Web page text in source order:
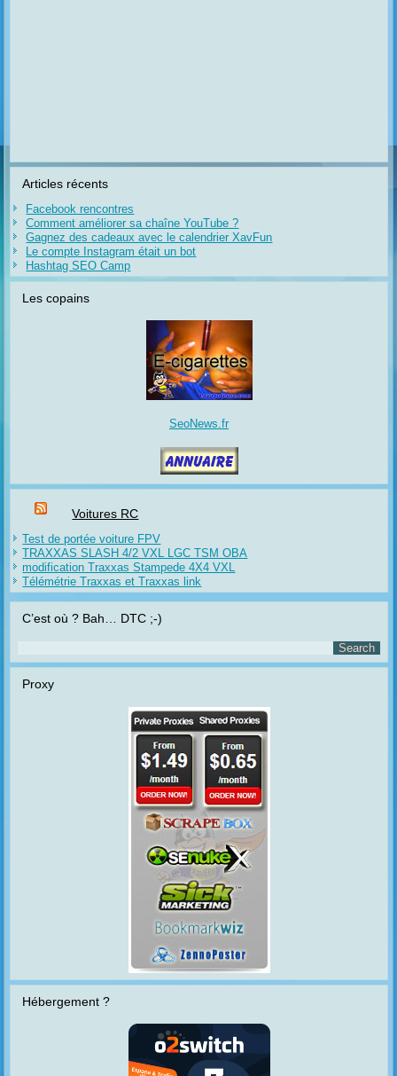
Articles récents
Facebook rencontres
Comment améliorer sa chaîne YouTube ?
Gagnez des cadeaux avec le calendrier XavFun
Le compte Instagram était un bot
Hashtag SEO Camp
Les copains
SeoNews.fr
Voitures RC
Test de portée voiture FPV
TRAXXAS SLASH 4/2 VXL LGC TSM OBA
modification Traxxas Stampede 4X4 VXL
Télémétrie Traxxas et Traxxas link
C’est où ? Bah… DTC ;-)
Proxy
Hébergement ?